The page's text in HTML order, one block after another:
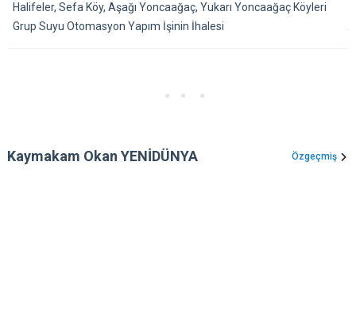
Halifeler, Sefa Köy, Aşağı Yoncaağaç, Yukarı Yoncaağaç Köyleri
Grup Suyu Otomasyon Yapım İşinin İhalesi
Kaymakam Okan YENİDÜNYA Özgeçmiş